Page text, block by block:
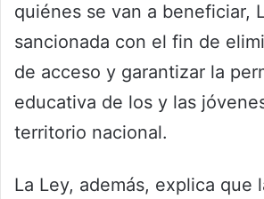
quiénes se van a beneficiar,
sancionada con el fin de
de acceso y garantizar la
educativa de los y las
territorio nacional.
La Ley, además, explica que